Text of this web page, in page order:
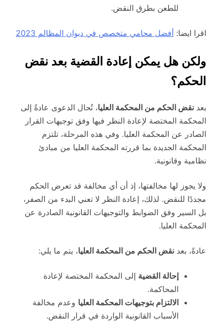
للطعن بطرق النقض.
اقرا ايضا: أفضل محامي متخصص في ديوان المظالم 2023
ولكن هل يمكن إعادة القضية بعد نقض
الحكم؟
بعد نقض الحكم من المحكمة العليا، تُحال الدعوى عادةً إلى
المحكمة المختصة لإعادة النظر فيها وفق توجيهات القرار
الصادر عن المحكمة العليا. وفي هذه المرحلة، تلتزم
المحكمة الجديدة بما قررته المحكمة العليا من مبادئ
نظامية وقانونية.
ولا يجوز لها مخالفتها، إذ أن أي مخالفة قد تعرض الحكم
مجددًا للنقض. لذلك، إعادة النظر لا تعني البدء من الصفر،
بل السير وفق الضوابط والتوجيهات القانونية الصادرة عن
المحكمة العليا.
عادةً، بعد نقض الحكم من المحكمة العليا، يتم ما يلي:
إحالة القضية إلى المحكمة المختصة لإعادة
المحاكمة.
الالتزام بتوجيهات المحكمة العليا وعدم مخالفة
الأسباب القانونية الواردة في قرار النقض.